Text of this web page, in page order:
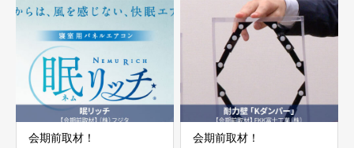
会期前取材！
会期前取材！